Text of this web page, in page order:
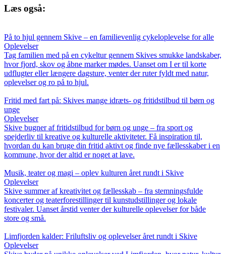
Læs også:
På to hjul gennem Skive – en familievenlig cykeloplevelse for alle
Oplevelser
Tag familien med på en cykeltur gennem Skives smukke landskaber,
hvor fjord, skov og åbne marker mødes. Uanset om I er til korte
udflugter eller længere dagsture, venter der ruter fyldt med natur,
oplevelser og ro på to hjul.
Fritid med fart på: Skives mange idræts- og fritidstilbud til børn og
unge
Oplevelser
Skive bugner af fritidstilbud for børn og unge – fra sport og
spejderliv til kreative og kulturelle aktiviteter. Få inspiration til,
hvordan du kan bruge din fritid aktivt og finde nye fællesskaber i en
kommune, hvor der altid er noget at lave.
Musik, teater og magi – oplev kulturen året rundt i Skive
Oplevelser
Skive summer af kreativitet og fællesskab – fra stemningsfulde
koncerter og teaterforestillinger til kunstudstillinger og lokale
festivaler. Uanset årstid venter der kulturelle oplevelser for både
store og små.
Limfjorden kalder: Friluftsliv og oplevelser året rundt i Skive
Oplevelser